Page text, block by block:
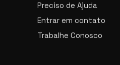
Preciso de Ajuda
Entrar em contato
Trabalhe Conosco